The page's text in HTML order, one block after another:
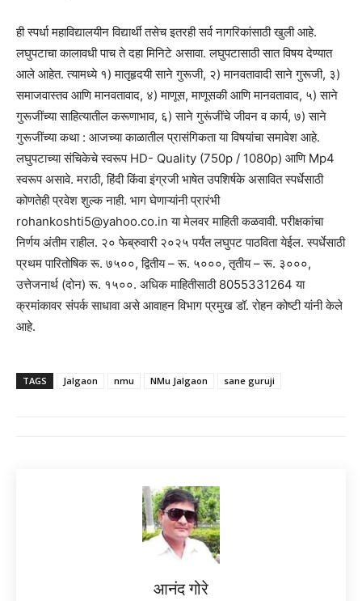
ही स्पर्धा महाविद्यालयीन विद्यार्थी तसेच इतरही सर्व नागरिकांसाठी खुली आहे.
लघुपटाचा कालावधी पाच ते दहा मिनिटे असावा. लघुपटासाठी सात विषय देण्यात
आले आहेत. त्यामध्ये १) मातृहृदयी साने गुरूजी, २) मानवतावादी साने गुरूजी, ३)
समाजवास्तव आणि मानवतावाद, ४) माणूस, माणूसकी आणि मानवतावाद, ५) साने
गुरूजींच्या साहित्यातील करूणाभाव, ६) साने गुरूंजींचे जीवन व कार्य, ७) साने
गुरूजींच्या कथा : आजच्या काळातील प्रासंगिकता या विषयांचा समावेश आहे.
लघुपटाच्या संचिकेचे स्वरूप HD- Quality (750p / 1080p) आणि Mp4
स्वरूप असावे. मराठी, हिंदी किंवा इंग्रजी भाषेत उपशिर्षके असावित स्पर्धेसाठी
कोणतेही प्रवेश शुल्क नाही. भाग घेणाऱ्यांनी प्रारंभी
rohankoshti5@yahoo.co.in या मेलवर माहिती कळवावी. परीक्षकांचा
निर्णय अंतीम राहील. २० फेब्रुवारी २०२५ पर्यंत लघुपट पाठविता येईल. स्पर्धेसाठी
प्रथम पारितोषिक रू. ७५००, द्वितीय – रू. ५०००, तृतीय – रू. ३०००,
उत्तेजनार्थ (दोन) रू. १५००. अधिक माहितीसाठी 8055331264 या
क्रमांकावर संपर्क साधावा असे आवाहन विभाग प्रमुख डॉ. रोहन कोष्टी यांनी केले
आहे.
TAGS Jalgaon nmu NMu Jalgaon sane guruji
आनंद गोरे